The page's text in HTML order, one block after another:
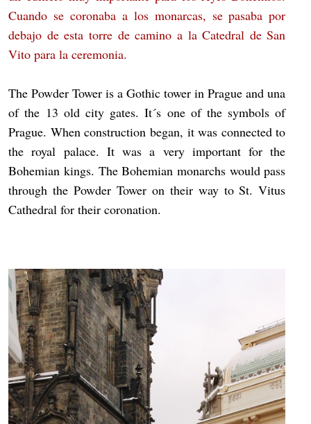
Cuando se coronaba a los monarcas, se pasaba por
debajo de esta torre de camino a la Catedral de San
Vito para la ceremonia.
The Powder Tower is a Gothic tower in Prague and una
of the 13 old city gates. It´s one of the symbols of
Prague. When construction began, it was connected to
the royal palace. It was a very important for the
Bohemian kings. The Bohemian monarchs would pass
through the Powder Tower on their way to St. Vitus
Cathedral for their coronation.